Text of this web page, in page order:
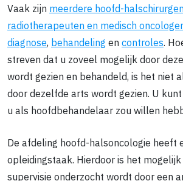
Vaak zijnmeerdere hoofd-
radiotherapeuten en medisch
diagnose,behandelingencontroles.
streven dat u zoveel mogelijk door
wordt gezien en behandeld, is het niet
door dezelfde arts wordt gezien. U
u als hoofdbehandelaar zou willen
De afdeling hoofd-halsoncologie heeft
opleidingstaak. Hierdoor is het
supervisie onderzocht wordt door een